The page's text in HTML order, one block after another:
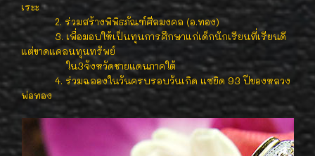
เระะ
2. ร่วมสร้างพิพิธภัณฑ์ศีลมงคล (อ.ทอง)
3. เพื่อมอบให้เป็นทุนการศึกษาแก่เด็กนักเรียนที่เรียนดี
แต่ขาดแคลนทุนทรัพย์
ใน3จังหวัดชายแดนภาคใต้
4. ร่วมฉลองในวันครบรอบวันเกิด แซยิด 93 ปีของหลวง
พ่อทอง